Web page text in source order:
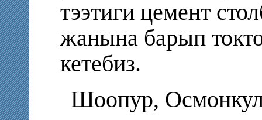
тээтиги цемент
жанына барып
кетебиз.
Шоопур,